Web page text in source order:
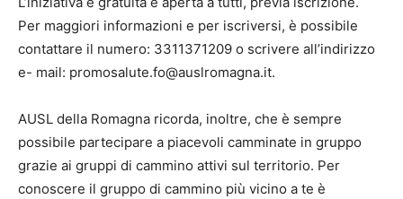
Per maggiori informazioni e per iscriversi, è possibile
contattare il numero: 3311371209 o scrivere all’indirizzo
e- mail: promosalute.fo@auslromagna.it.
AUSL della Romagna ricorda, inoltre, che è sempre
possibile partecipare a piacevoli camminate in gruppo
grazie ai gruppi di cammino attivi sul territorio. Per
conoscere il gruppo di cammino più vicino a te è